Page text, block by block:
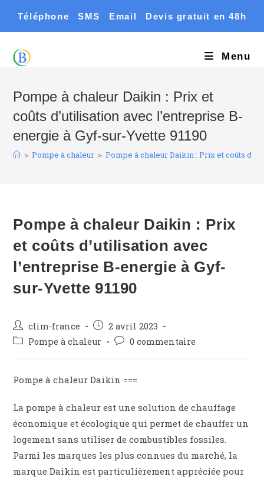
Téléphone SMS Email Devis gratuit en 48h
Menu
Pompe à chaleur Daikin : Prix et
coûts d’utilisation avec l’entreprise B-
energie à Gyf-sur-Yvette 91190
> Pompe à chaleur > Pompe à chaleur Daikin : Prix et coûts
Pompe à chaleur Daikin : Prix
et coûts d’utilisation avec
l’entreprise B-energie à Gyf-
sur-Yvette 91190
Auteur/autrice
de
clim-france
Publication
publiée :
2 avril 2023
PostPompe à chaleur
Commentaires
publication :
0 commentaire
Pompe à chaleur Daikin ===
La pompe à chaleur est une solution de chauffage
économique et écologique qui permet de chauffer un
logement sans utiliser de combustibles fossiles.
Parmi les marques les plus connues du marché, la
marque Daikin est particulièrement appréciée pour